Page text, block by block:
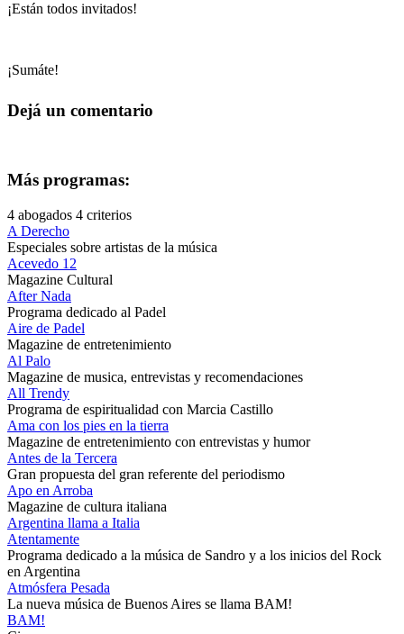
¡Están todos invitados!
¡Sumáte!
Dejá un comentario
Más programas:
4 abogados 4 criterios
A Derecho
Especiales sobre artistas de la música
Acevedo 12
Magazine Cultural
After Nada
Programa dedicado al Padel
Aire de Padel
Magazine de entretenimiento
Al Palo
Magazine de musica, entrevistas y recomendaciones
All Trendy
Programa de espiritualidad con Marcia Castillo
Ama con los pies en la tierra
Magazine de entretenimiento con entrevistas y humor
Antes de la Tercera
Gran propuesta del gran referente del periodismo
Apo en Arroba
Magazine de cultura italiana
Argentina llama a Italia
Atentamente
Programa dedicado a la música de Sandro y a los inicios del Rock
en Argentina
Atmósfera Pesada
La nueva música de Buenos Aires se llama BAM!
BAM!